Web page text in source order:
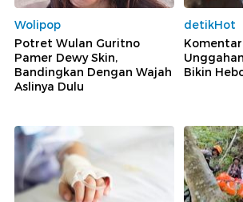
Wolipop
Potret Wulan Guritno
Pamer Dewy Skin,
Bandingkan Dengan Wajah
Aslinya Dulu
detikHot
Bikin